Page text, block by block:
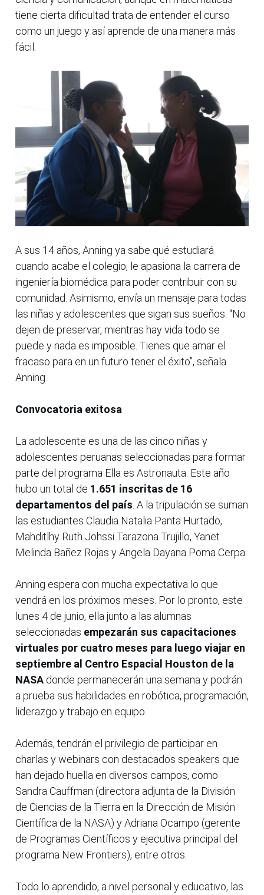
tiene cierta dificultad trata de entender el curso
como un juego y así aprende de una manera más
fácil.
A sus 14 años, Anning ya sabe qué estudiará
cuando acabe el colegio, le apasiona la carrera de
ingeniería biomédica para poder contribuir con su
comunidad. Asimismo, envía un mensaje para todas
las niñas y adolescentes que sigan sus sueños. “No
dejen de preservar, mientras hay vida todo se
puede y nada es imposible. Tienes que amar el
fracaso para en un futuro tener el éxito”, señala
Anning.
Convocatoria exitosa
La adolescente es una de las cinco niñas y
adolescentes peruanas seleccionadas para formar
parte del programa Ella es Astronauta. Este año
hubo un total de 1.651 inscritas de 16
departamentos del país . A la tripulación se suman
las estudiantes Claudia Natalia Panta Hurtado,
Mahditlhy Ruth Johssi Tarazona Trujillo, Yanet
Melinda Bañez Rojas y Angela Dayana Poma Cerpa.
Anning espera con mucha expectativa lo que
vendrá en los próximos meses. Por lo pronto, este
lunes 4 de junio, ella junto a las alumnas
seleccionadas empezarán sus capacitaciones
virtuales por cuatro meses para luego viajar en
septiembre al Centro Espacial Houston de la
NASA donde permanecerán una semana y podrán
a prueba sus habilidades en robótica, programación,
liderazgo y trabajo en equipo.
Además, tendrán el privilegio de participar en
charlas y webinars con destacados speakers que
han dejado huella en diversos campos, como
Sandra Cauffman (directora adjunta de la División
de Ciencias de la Tierra en la Dirección de Misión
Científica de la NASA) y Adriana Ocampo (gerente
de Programas Científicos y ejecutiva principal del
programa New Frontiers), entre otros.
Todo lo aprendido, a nivel personal y educativo, las